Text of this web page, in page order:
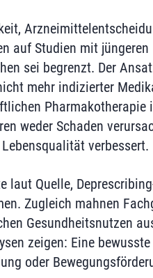
auf Studien mit
sei begrenzt. Der
mehr indizierter
weder Schaden
verbessert.
laut Quelle,
Zugleich mahnen
Gesundheitsnutzen
zeigen: Eine
oder